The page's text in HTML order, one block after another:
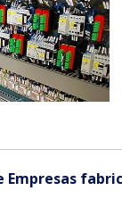
Empresas